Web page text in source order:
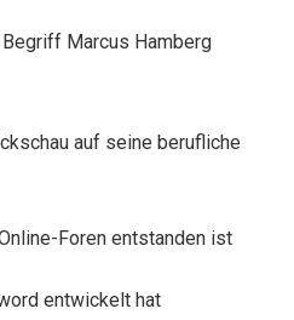
Marcus Hamberg
auf seine berufliche
Foren entstanden ist
entwickelt hat